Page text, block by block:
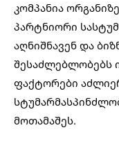
კომპანია
პარტნიორი
აღნიშნავენ და
შესაძლებლობებს
ფაქტორები
მოთამაშეს.